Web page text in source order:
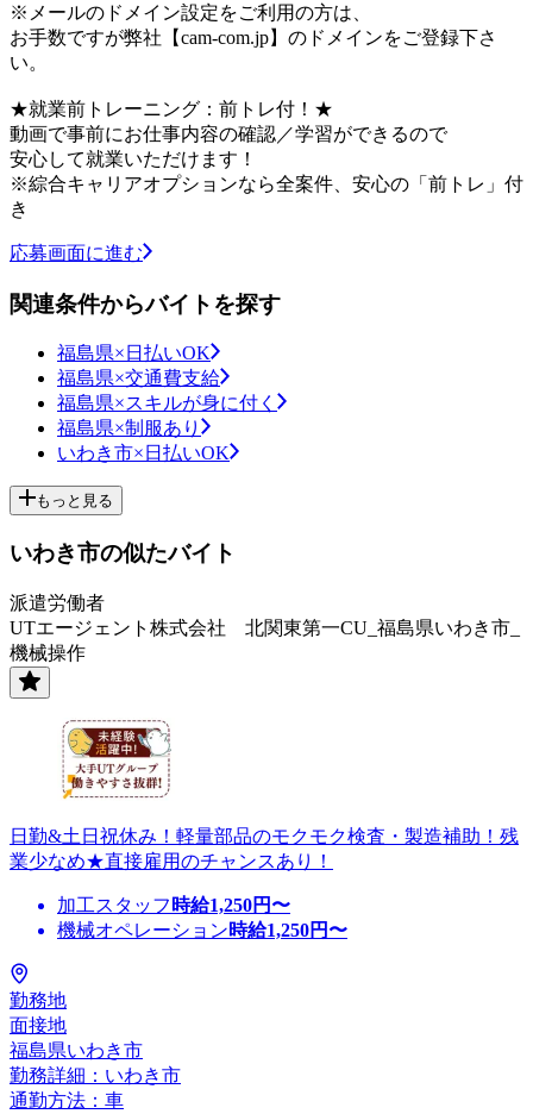
※メールのドメイン設定をご利用の方は、
お手数ですが弊社【cam-com.jp】のドメインをご登録下さ
い。
★就業前トレーニング：前トレ付！★
動画で事前にお仕事内容の確認／学習ができるので
安心して就業いただけます！
※綜合キャリアオプションなら全案件、安心の「前トレ」付
き
応募画面に進む
関連条件からバイトを探す
福島県×日払いOK
福島県×交通費支給
福島県×スキルが身に付く
福島県×制服あり
いわき市×日払いOK
もっと見る
いわき市の似たバイト
派遣労働者
UTエージェント株式会社 北関東第一CU_福島県いわき市_
機械操作
日勤&土日祝休み！軽量部品のモクモク検査・製造補助！残
業少なめ★直接雇用のチャンスあり！
加工スタッフ 時給1,250円〜
機械オペレーション時給1,250円〜
勤務地
面接地
福島県いわき市
勤務詳細：いわき市
通勤方法：車